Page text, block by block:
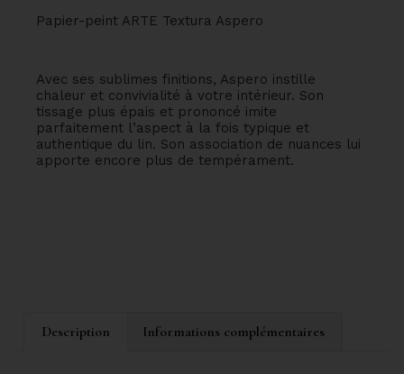
Papier-peint ARTE Textura Aspero
Avec ses sublimes finitions, Aspero instille
chaleur et convivialité à votre intérieur. Son
tissage plus épais et prononcé imite
parfaitement l’aspect à la fois typique et
authentique du lin. Son association de nuances lui
apporte encore plus de tempérament.
Description Informations complémentaires